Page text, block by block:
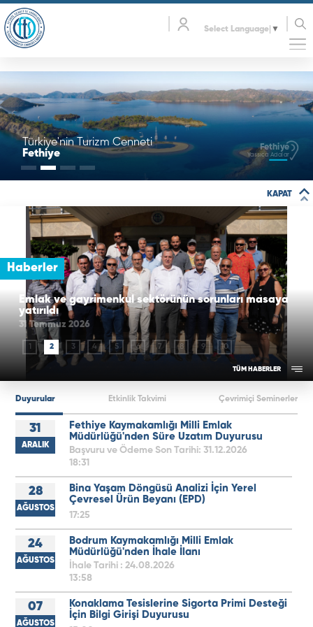
Select Language ▼
Türkiye'nin Turizm Cenneti
Fethiye
Fethiye
Yassıca Adalar
KAPAT
Haberler
TÜM HABERLER
Emlak ve gayrimenkul sektörünün sorunları masaya
yatırıldı
31 Temmuz 2026
1 2 3 4 5 6 7 8 9 10
Duyurular Etkinlik Takvimi Çevrimiçi Seminerler
31
ARALIK
Fethiye Kaymakamlığı Milli Emlak
Müdürlüğü'nden Süre Uzatım Duyurusu
Başvuru ve Ödeme Son Tarihi: 31.12.2026
18:31
28
AĞUSTOS
Bina Yaşam Döngüsü Analizi İçin Yerel
Çevresel Ürün Beyanı (EPD)
17:25
24
AĞUSTOS
Bodrum Kaymakamlığı Milli Emlak
Müdürlüğü'nden İhale İlanı
İhale Tarihi : 24.08.2026
13:58
07
AĞUSTOS
Konaklama Tesislerine Sigorta Primi Desteği
İçin Bilgi Girişi Duyurusu